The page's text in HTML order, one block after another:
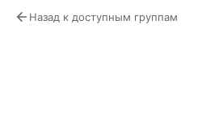
Назад к доступным группам